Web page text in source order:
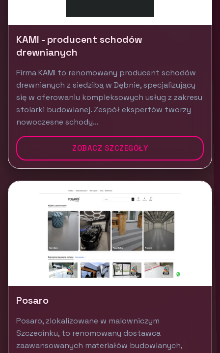
KAMI - producent schodów
drewnianych
Firma KAMI to renomowany producent schodów
drewnianych z siedzibą w Dębnie, specjalizujący
się w oferowaniu kompleksowych usług z zakresu
stolarki budowlanej. Zespół ekspertów tworzy
nowoczesne schody...
ZOBACZ SZCZEGÓŁY
Posaro
Posaro, zlokalizowane w malowniczym
Szczecinku, to renomowany dostawca
zaawansowanych materiałów budowlanych,